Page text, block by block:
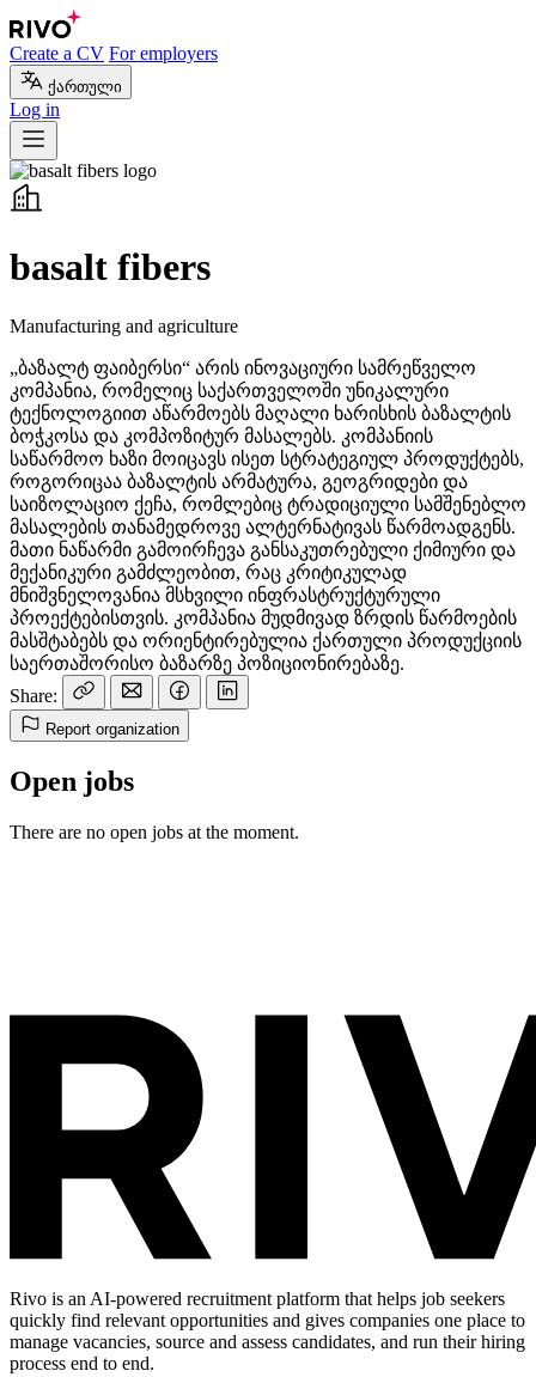
Create a CV For employers
ქართული
Log in
basalt fibers
Manufacturing and agriculture
„ბაზალტ ფაიბერსი“ არის ინოვაციური სამრეწველო
კომპანია, რომელიც საქართველოში უნიკალური
ტექნოლოგიით აწარმოებს მაღალი ხარისხის ბაზალტის
ბოჭკოსა და კომპოზიტურ მასალებს. კომპანიის
საწარმოო ხაზი მოიცავს ისეთ სტრატეგიულ პროდუქტებს,
როგორიცაა ბაზალტის არმატურა, გეოგრიდები და
საიზოლაციო ქეჩა, რომლებიც ტრადიციული სამშენებლო
მასალების თანამედროვე ალტერნატივას წარმოადგენს.
მათი ნაწარმი გამოირჩევა განსაკუთრებული ქიმიური და
მექანიკური გამძლეობით, რაც კრიტიკულად
მნიშვნელოვანია მსხვილი ინფრასტრუქტურული
პროექტებისთვის. კომპანია მუდმივად ზრდის წარმოების
მასშტაბებს და ორიენტირებულია ქართული პროდუქციის
საერთაშორისო ბაზარზე პოზიციონირებაზე.
Share:
Report organization
Open jobs
There are no open jobs at the moment.
Rivo is an AI-powered recruitment platform that helps job seekers
quickly find relevant opportunities and gives companies one place to
manage vacancies, source and assess candidates, and run their hiring
process end to end.